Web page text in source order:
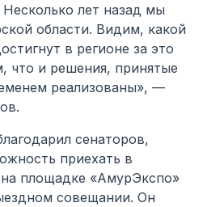
лет назад мы
области. Видим, какой
в регионе за это
что и решения, принятые
реализованы», —
сенаторов,
приехать в
площадке «АмурЭкспо»
совещании. Он